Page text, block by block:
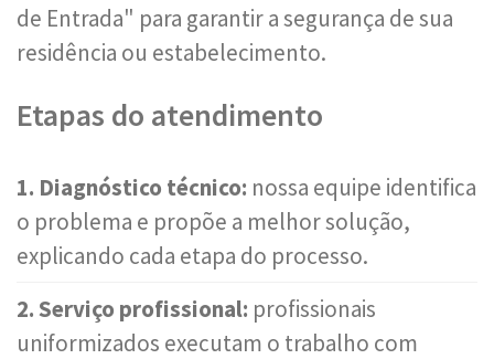
de Entrada" para garantir a segurança de sua
residência ou estabelecimento.
Etapas do atendimento
1. Diagnóstico técnico: nossa equipe identifica
o problema e propõe a melhor solução,
explicando cada etapa do processo.
2. Serviço profissional: profissionais
uniformizados executam o trabalho com